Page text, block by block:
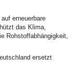
erneuerbare
das Klima,
Rohstoffabhängigkeit,
ersetzt